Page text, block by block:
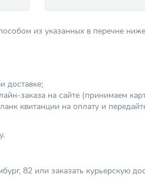
из указанных в перечне
доставке;
заказа на сайте (принимаем
квитанции на оплату и
82 или заказать курьерскую